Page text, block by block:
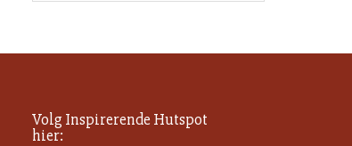
Volg Inspirerende Hutspot
hier: